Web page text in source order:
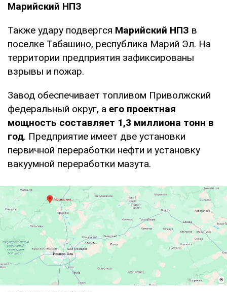
Марийский НПЗ
Также удару подвергся Марийский НПЗ в
поселке Табашино, республика Марий Эл. На
территории предприятия зафиксированы
взрывы и пожар.
Завод обеспечивает топливом Приволжский
федеральный округ, а его проектная
мощность составляет 1,3 миллиона тонн в
год. Предприятие имеет две установки
первичной переработки нефти и установку
вакуумной переработки мазута.